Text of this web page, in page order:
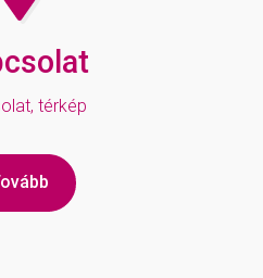
térkép